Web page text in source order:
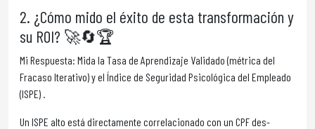
2. ¿Cómo mido el éxito de esta transformación y
su ROI? 🚀🔄🏆
Mi Respuesta: Mida la Tasa de Aprendizaje Validado (métrica del
Fracaso Iterativo) y el Índice de Seguridad Psicológica del Empleado
(ISPE) .
Un ISPE alto está directamente correlacionado con un CPF des-